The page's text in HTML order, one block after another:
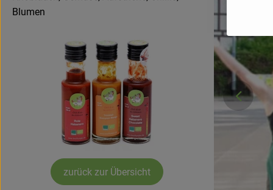
Blumen
zurück zur Übersicht